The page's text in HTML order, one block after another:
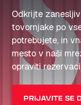
Odkrijte
tovornjake po
potrebujete, in
mesto v naši
opraviti
PRIJAVITE SE